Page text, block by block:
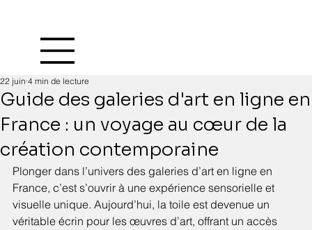
Guide des galeries d'art en ligne en
France : un voyage au cœur de la
création contemporaine
22 juin 4 min de lecture
Plonger dans l’univers des galeries d’art en ligne en
France, c’est s’ouvrir à une expérience sensorielle et
visuelle unique. Aujourd’hui, la toile est devenue un
véritable écrin pour les œuvres d’art, offrant un accès